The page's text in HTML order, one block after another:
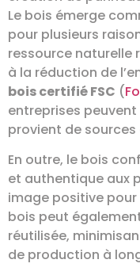
Le bois émerge
pour plusieurs
ressource naturelle
à la réduction de
bois certifié FSC (
entreprises
provient de
En outre, le bois
et authentique aux
image positive pour
bois peut
réutilisée,
de production à